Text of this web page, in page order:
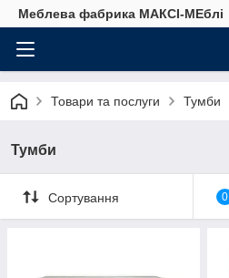
Меблева фабрика МАКСІ-МЕблі
Товари та послуги Тумби
Тумби
Сортування 0